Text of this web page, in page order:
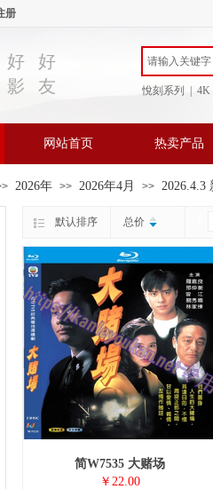
册
好
影
好
友
悅刻系列 | 4K
网站首页 热卖产品
2026年 >> 2026年4月 >> 2026.4.3
默认排序 总价
简W7535 大赌场
￥22.00